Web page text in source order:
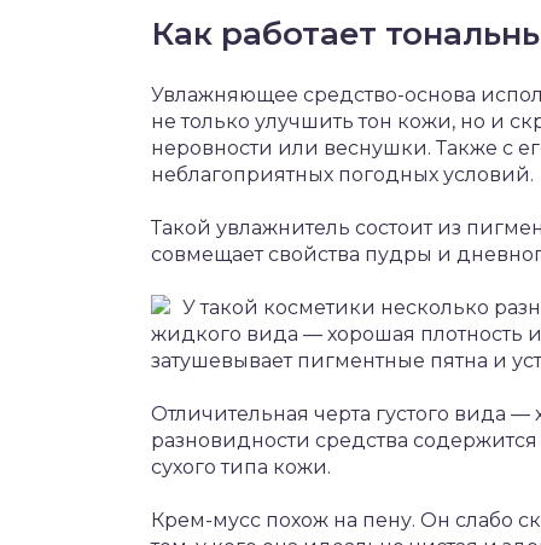
Как работает
Увлажняющее средство-основа
не только улучшить тон кожи, но и
неровности или веснушки. Также с
неблагоприятных погодных условий.
Такой увлажнитель состоит из
совмещает свойства пудры и
У такой косметики несколько
жидкого вида — хорошая плотность
затушевывает пигментные пятна и
Отличительная черта густого вида
разновидности средства
сухого типа кожи.
Крем-мусс похож на пену. Он слабо